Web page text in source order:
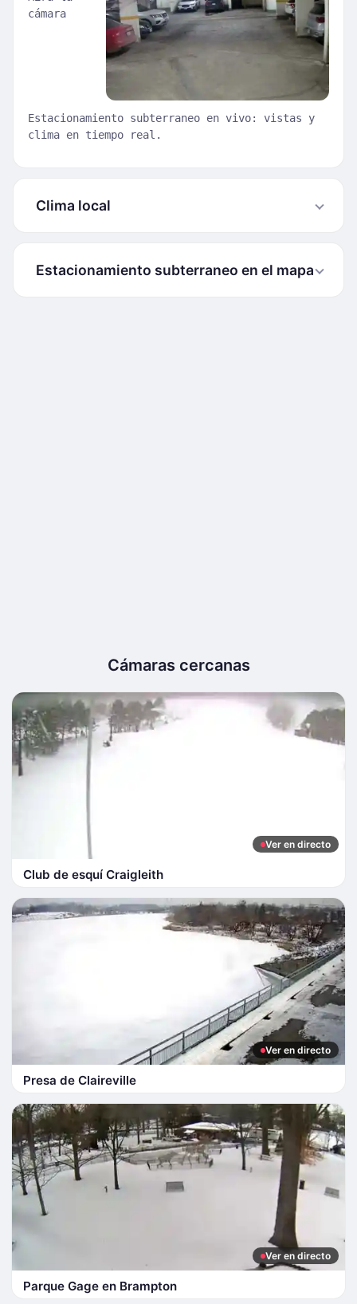
cámara
Estacionamiento subterraneo en vivo: vistas y
clima en tiempo real.
Clima local
Estacionamiento subterraneo en el mapa
Cámaras cercanas
Ver en directo
Club de esquí Craigleith
Ver en directo
Presa de Claireville
Ver en directo
Parque Gage en Brampton